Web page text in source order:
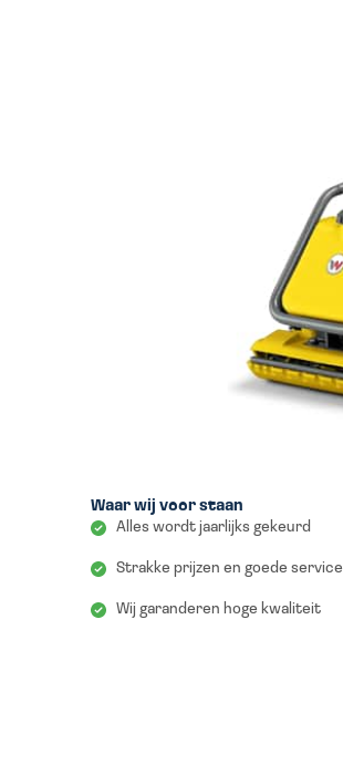
Waar wij voor staan
Alles wordt jaarlijks gekeurd
Strakke prijzen en goede service
Wij garanderen hoge kwaliteit